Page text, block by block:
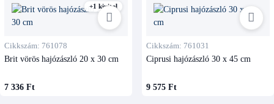
+1 kivitel
Cikkszám: 761078
Brit vörös hajózászló 20 x 30 cm
7 336 Ft
Cikkszám: 761031
Ciprusi hajózászló 30 x 45 cm
9 575 Ft